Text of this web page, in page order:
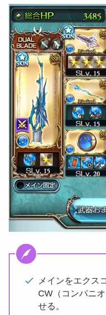
メインをエクス
CW（コンパニ
せる。